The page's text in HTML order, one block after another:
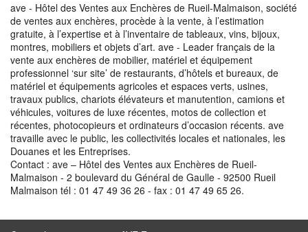
ave - Hôtel des Ventes aux Enchères de Rueil-Malmaison, société
de ventes aux enchères, procède à la vente, à l’estimation
gratuite, à l’expertise et à l’inventaire de tableaux, vins, bijoux,
montres, mobiliers et objets d’art. ave - Leader français de la
vente aux enchères de mobilier, matériel et équipement
professionnel ‘sur site’ de restaurants, d’hôtels et bureaux, de
matériel et équipements agricoles et espaces verts, usines,
travaux publics, chariots élévateurs et manutention, camions et
véhicules, voitures de luxe récentes, motos de collection et
récentes, photocopieurs et ordinateurs d’occasion récents. ave
travaille avec le public, les collectivités locales et nationales, les
Douanes et les Entreprises.
Contact : ave – Hôtel des Ventes aux Enchères de Rueil-
Malmaison - 2 boulevard du Général de Gaulle - 92500 Rueil
Malmaison tél : 01 47 49 36 26 - fax : 01 47 49 65 26.